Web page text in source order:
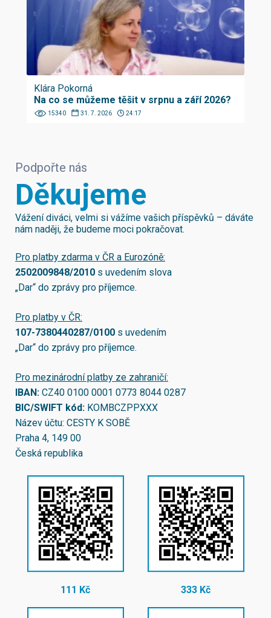
Klára Pokorná
Na co se můžeme těšit v srpnu a září 2026?
15340 31. 7. 2026 24:17
Podpořte nás
Děkujeme
Vážení diváci, velmi si vážíme vašich příspěvků – dáváte
nám naději, že budeme moci pokračovat.
Pro platby zdarma v ČR a Eurozóně:
2502009848/2010 s uvedením slova
„Dar“ do zprávy pro příjemce.
Pro platby v ČR:
107-7380440287/0100 s uvedením
„Dar“ do zprávy pro příjemce.
Pro mezinárodní platby ze zahraničí:
IBAN: CZ40 0100 0001 0773 8044 0287
BIC/SWIFT kód: KOMBCZPPXXX
Název účtu: CESTY K SOBĚ
Praha 4, 149 00
Česká republika
111 Kč 333 Kč